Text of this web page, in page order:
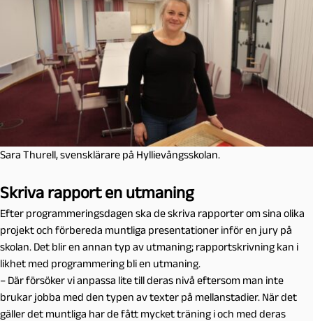
Sara Thurell, svensklärare på Hyllievångsskolan.
Skriva rapport en utmaning
Efter programmeringsdagen ska de skriva rapporter om sina olika
projekt och förbereda muntliga presentationer inför en jury på
skolan. Det blir en annan typ av utmaning; rapportskrivning kan i
likhet med programmering bli en utmaning.
– Där försöker vi anpassa lite till deras nivå eftersom man inte
brukar jobba med den typen av texter på mellanstadier. När det
gäller det muntliga har de fått mycket träning i och med deras